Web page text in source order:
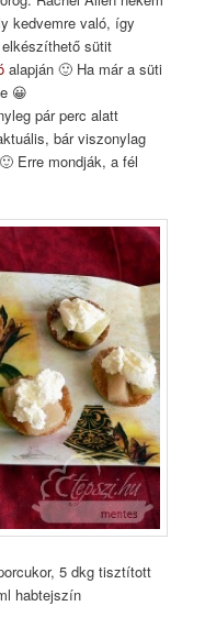
kedvemre való, így
sütit
alapján 🙂 Ha már a süti
😀
pár perc alatt
bár viszonylag
Erre mondják, a fél
5 dkg tisztított
habtejszín